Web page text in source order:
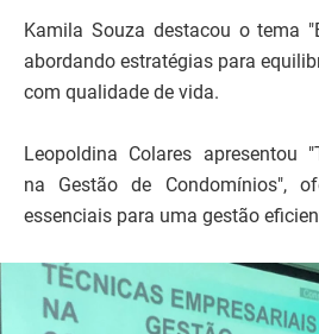
Kamila Souza destacou o tema
abordando estratégias para
com qualidade de vida.
Leopoldina Colares apresentou
na Gestão de Condomínios",
essenciais para uma gestão